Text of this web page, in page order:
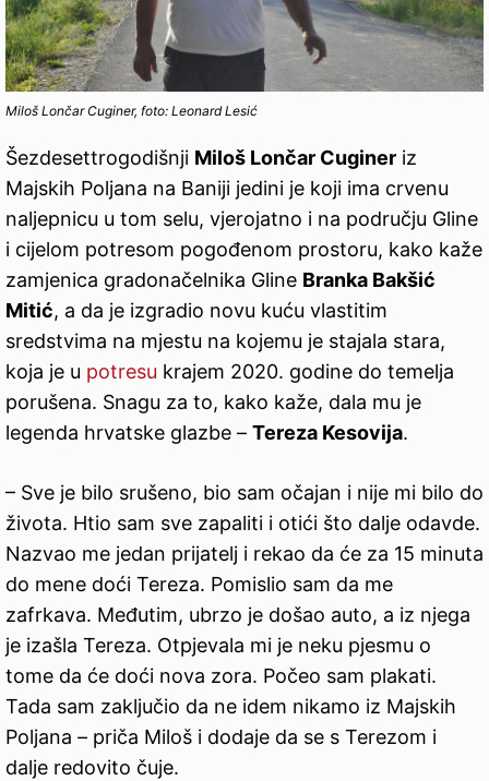
Miloš Lončar Cuginer, foto: Leonard Lesić
Šezdesettrogodišnji Miloš Lončar Cuginer iz
Majskih Poljana na Baniji jedini je koji ima crvenu
naljepnicu u tom selu, vjerojatno i na području Gline
i cijelom potresom pogođenom prostoru, kako kaže
zamjenica gradonačelnika Gline Branka Bakšić
Mitić, a da je izgradio novu kuću vlastitim
sredstvima na mjestu na kojemu je stajala stara,
koja je u potresu krajem 2020. godine do temelja
porušena. Snagu za to, kako kaže, dala mu je
legenda hrvatske glazbe – Tereza Kesovija.
– Sve je bilo srušeno, bio sam očajan i nije mi bilo do
života. Htio sam sve zapaliti i otići što dalje odavde.
Nazvao me jedan prijatelj i rekao da će za 15 minuta
do mene doći Tereza. Pomislio sam da me
zafrkava. Međutim, ubrzo je došao auto, a iz njega
je izašla Tereza. Otpjevala mi je neku pjesmu o
tome da će doći nova zora. Počeo sam plakati.
Tada sam zaključio da ne idem nikamo iz Majskih
Poljana – priča Miloš i dodaje da se s Terezom i
dalje redovito čuje.